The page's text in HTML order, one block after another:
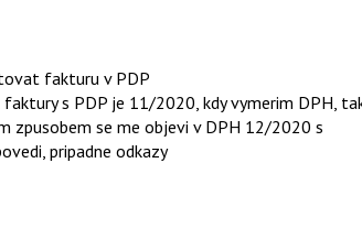
fakturu v PDP
s PDP je 11/2020, kdy vymerim DPH,
zpusobem se me objevi v DPH 12/2020 s
pripadne odkazy